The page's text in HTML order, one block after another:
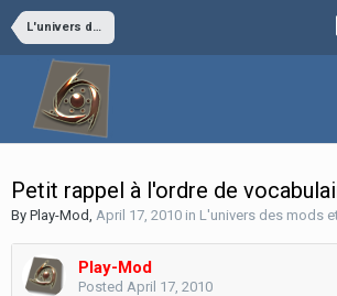
L'univers des mods et jeux vidéos
Petit rappel à l'ordre de
By Play-Mod, April 17, 2010 in L'univers des mods
Play-Mod
Posted April 17, 2010